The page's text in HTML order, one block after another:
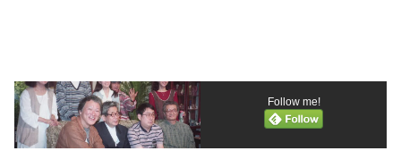
Follow me!